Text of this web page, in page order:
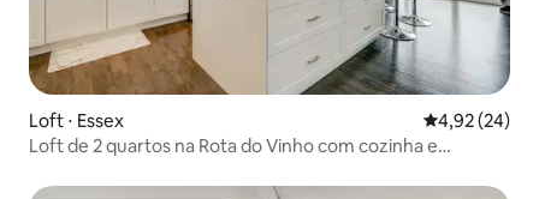
Loft ⋅ Essex 4,92 de uma
4,92 (24)
Loft de 2 quartos na Rota do Vinho com cozinha e